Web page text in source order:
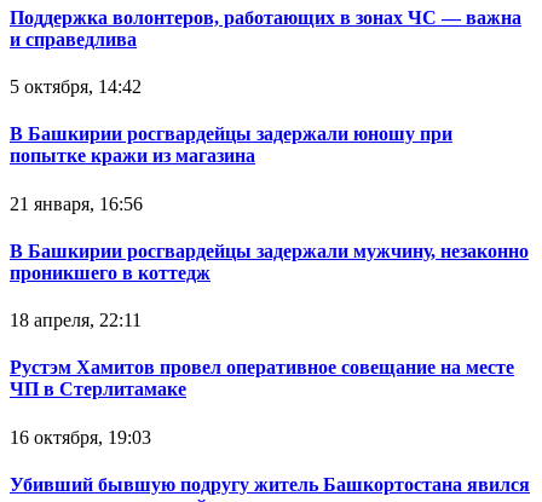
Поддержка волонтеров, работающих в зонах ЧС — важна
и справедлива
5 октября, 14:42
В Башкирии росгвардейцы задержали юношу при
попытке кражи из магазина
21 января, 16:56
В Башкирии росгвардейцы задержали мужчину, незаконно
проникшего в коттедж
18 апреля, 22:11
Рустэм Хамитов провел оперативное совещание на месте
ЧП в Стерлитамаке
16 октября, 19:03
Убивший бывшую подругу житель Башкортостана явился